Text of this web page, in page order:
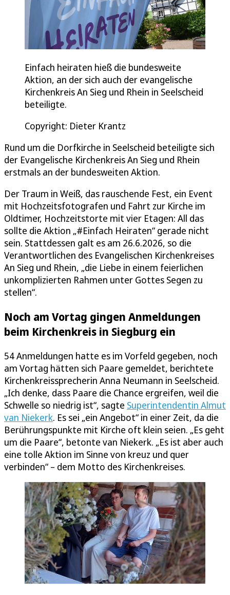
Einfach heiraten hieß die bundesweite
Aktion, an der sich auch der evangelische
Kirchenkreis An Sieg und Rhein in Seelscheid
beteiligte.
Copyright: Dieter Krantz
Rund um die Dorfkirche in Seelscheid beteiligte sich
der Evangelische Kirchenkreis An Sieg und Rhein
erstmals an der bundesweiten Aktion.
Der Traum in Weiß, das rauschende Fest, ein Event
mit Hochzeitsfotografen und Fahrt zur Kirche im
Oldtimer, Hochzeitstorte mit vier Etagen: All das
sollte die Aktion „#Einfach Heiraten“ gerade nicht
sein. Stattdessen galt es am 26.6.2026, so die
Verantwortlichen des Evangelischen Kirchenkreises
An Sieg und Rhein, „die Liebe in einem feierlichen
unkomplizierten Rahmen unter Gottes Segen zu
stellen“.
Noch am Vortag gingen Anmeldungen
beim Kirchenkreis in Siegburg ein
54 Anmeldungen hatte es im Vorfeld gegeben, noch
am Vortag hätten sich Paare gemeldet, berichtete
Kirchenkreissprecherin Anna Neumann in Seelscheid.
„Ich denke, dass Paare die Chance ergreifen, weil die
Schwelle so niedrig ist“, sagte Superintendentin Almut
van Niekerk. Es sei „ein Angebot“ in einer Zeit, da die
Berührungspunkte mit Kirche oft klein seien. „Es geht
um die Paare“, betonte van Niekerk. „Es ist aber auch
eine tolle Aktion im Sinne von kreuz und quer
verbinden“ – dem Motto des Kirchenkreises.